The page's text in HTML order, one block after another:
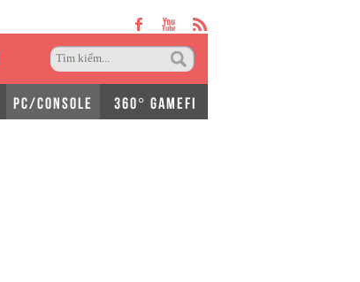
PC/CONSOLE 360° GAMEFI